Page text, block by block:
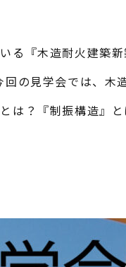
る『木造耐火建築
の見学会では、木
？『制振構造』と